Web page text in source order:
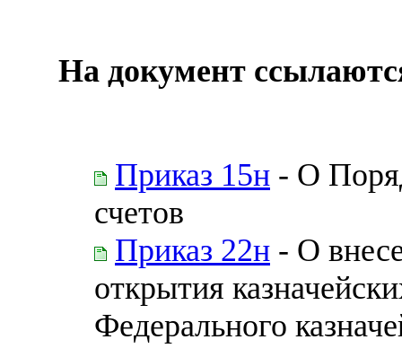
На документ
Приказ 15н - О
счетов
Приказ 22н - О
открытия
Федерального